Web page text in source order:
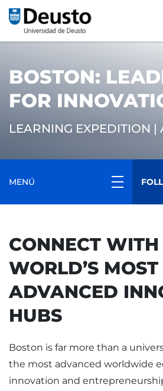
BOSTON:
FOR
LEARNING EXPEDITION |
MENÚ
CONNECT WITH
WORLD’S MOST
ADVANCED
HUBS
Boston is far more than a
the most advanced worldwide
innovation and